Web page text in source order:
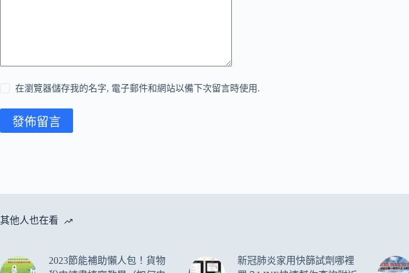
在瀏覽器儲存我的名字, 電子郵件和網站以備下次留言時使用.
發佈留言
其他人也在看
2023節能補助懶人包！貨物
新冠肺炎家用快篩試劑哪裡